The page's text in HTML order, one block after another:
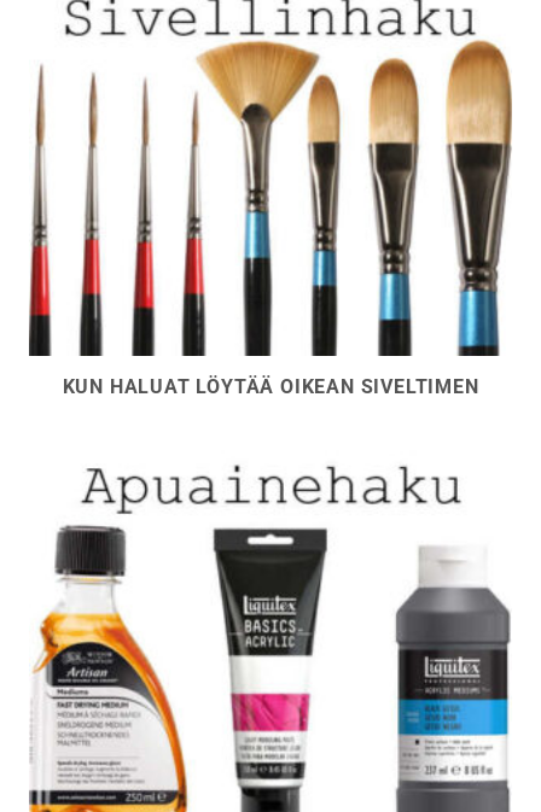
KUN HALUAT LÖYTÄÄ OIKEAN SIVELTIMEN